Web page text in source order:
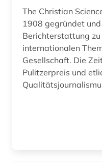
wassersport (1)
wirtschaft (1)
The Christian Science Monitor
1908 gegründet
Berichterstattung
internationalen
Gesellschaft. Die
Pulitzerpreis und